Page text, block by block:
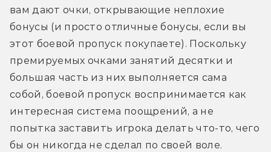
вам дают очки, открывающие неплохие
бонусы (и просто отличные бонусы, если вы
этот боевой пропуск покупаете). Поскольку
премируемых очками занятий десятки и
большая часть из них выполняется сама
собой, боевой пропуск воспринимается как
интересная система поощрений, а не
попытка заставить игрока делать что-то, чего
бы он никогда не сделал по своей воле.